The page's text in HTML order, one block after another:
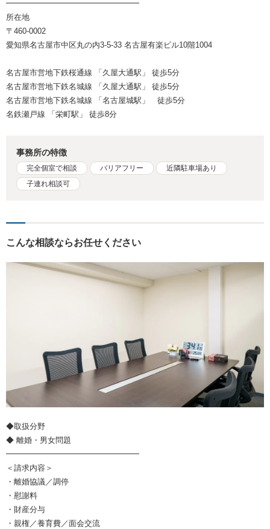
━━━━━━━━━━━━━━━━━
所在地
〒460-0002
愛知県名古屋市中区丸の内3-5-33 名古屋有楽ビル10階1004
名古屋市営地下鉄桜通線 「久屋大通駅」 徒歩5分
名古屋市営地下鉄名城線 「久屋大通駅」 徒歩5分
名古屋市営地下鉄名城線 「名古屋城駅」 徒歩5分
名鉄瀬戸線 「栄町駅」 徒歩8分
事務所の特徴
完全個室で相談 バリアフリー
近隣駐車場あり
子連れ相談可
こんな相談ならお任せください
◆取扱分野
◆ 離婚・男女問題
━━━━━━━━━━━━━━━━━
＜請求内容＞
・離婚協議／調停
・慰謝料
・財産分与
・親権／養育費／面会交流